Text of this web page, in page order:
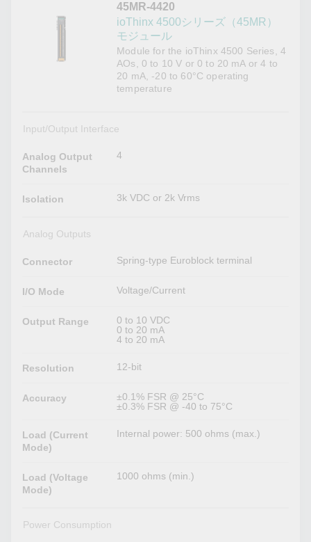
45MR-4420
ioThinx 4500シリーズ（45MR）
モジュール
Module for the ioThinx 4500 Series, 4
AOs, 0 to 10 V or 0 to 20 mA or 4 to
20 mA, -20 to 60°C operating
temperature
Input/Output Interface
Analog Output
Channels
4
Isolation 3k VDC or 2k Vrms
Analog Outputs
Connector Spring-type Euroblock terminal
I/O Mode Voltage/Current
Output Range
0 to 10 VDC
0 to 20 mA
4 to 20 mA
Resolution 12-bit
Accuracy
±0.1% FSR @ 25°C
±0.3% FSR @ -40 to 75°C
Load (Current
Mode)
Internal power: 500 ohms (max.)
Load (Voltage
Mode)
1000 ohms (min.)
Power Consumption